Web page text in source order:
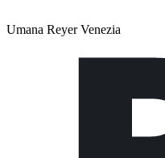
Umana Reyer Venezia